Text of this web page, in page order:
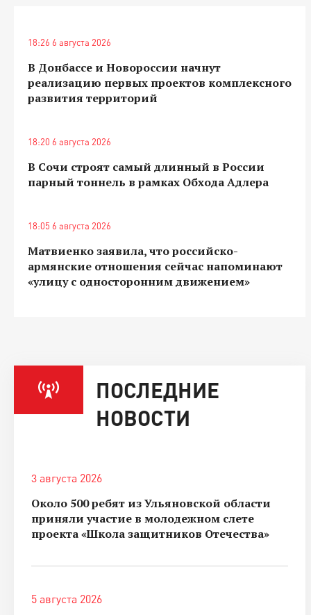
18:26 6 августа 2026
В Донбассе и Новороссии начнут
реализацию первых проектов комплексного
развития территорий
18:20 6 августа 2026
В Сочи строят самый длинный в России
парный тоннель в рамках Обхода Адлера
18:05 6 августа 2026
Матвиенко заявила, что российско-
армянские отношения сейчас напоминают
«улицу с односторонним движением»
ПОСЛЕДНИЕ
НОВОСТИ
3 августа 2026
Около 500 ребят из Ульяновской области
приняли участие в молодежном слете
проекта «Школа защитников Отечества»
5 августа 2026